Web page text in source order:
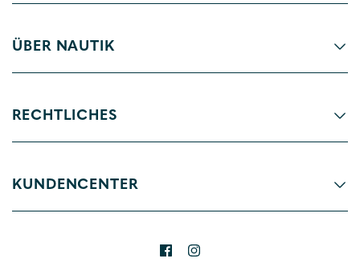
ÜBER NAUTIK
RECHTLICHES
KUNDENCENTER